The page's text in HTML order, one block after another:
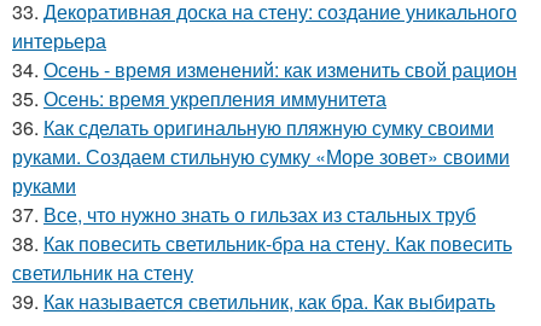
33. Декоративная доска на стену: создание уникального
интерьера
34. Осень - время изменений: как изменить свой рацион
35. Осень: время укрепления иммунитета
36. Как сделать оригинальную пляжную сумку своими
руками. Создаем стильную сумку «Море зовет» своими
руками
37. Все, что нужно знать о гильзах из стальных труб
38. Как повесить светильник-бра на стену. Как повесить
светильник на стену
39. Как называется светильник, как бра. Как выбирать